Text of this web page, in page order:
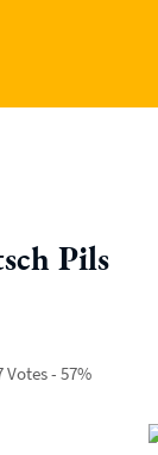
Pils
Votes - 57%